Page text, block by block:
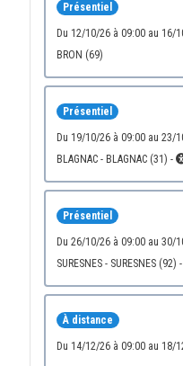
Présentiel
du 12/10/26 à 09:00 au 16/10/26 à 17:00 - CENIT KEONYS BRON -
BRON (69)
Présentiel
du 19/10/26 à 09:00 au 23/10/26 à 17:00 - CENIT KEONYS
BLAGNAC - BLAGNAC (31) -
Présentiel
du 26/10/26 à 09:00 au 30/10/26 à 17:00 - CENIT KEONYS
SURESNES - SURESNES (92) -
À distance